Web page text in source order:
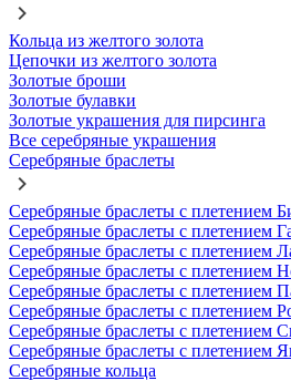
Кольца из желтого золота
Цепочки из желтого золота
Золотые броши
Золотые булавки
Золотые украшения для пирсинга
Все серебряные украшения
Серебряные браслеты
Серебряные браслеты с плетением
Серебряные браслеты с плетением
Серебряные браслеты с плетением
Серебряные браслеты с плетением
Серебряные браслеты с плетением
Серебряные браслеты с плетением
Серебряные браслеты с плетением
Серебряные браслеты с плетением
Серебряные кольца